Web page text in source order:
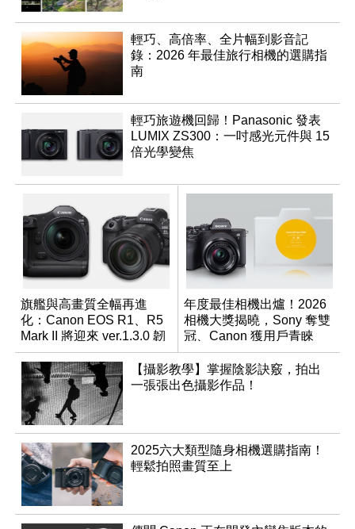
輕巧、高倍率、全片幅到影音記
錄：2026 年最佳旅行相機的選購指
南
輕巧旅遊機回歸！Panasonic 發表
LUMIX ZS300：一吋感光元件與 15
倍光學變焦
旗艦與高畫質全幅再進
化：Canon EOS R1、R5
Mark II 將迎來 ver.1.3.0 韌
體更新
年度最佳相機出爐！2026
相機大獎揭曉，Sony 奪雙
冠、Canon 獲用戶青睞
【攝影教學】掌握陰影訣竅，拍出
一張張出色攝影作品！
2025六大類型隨身相機選購指南！
輕鬆拍照畫質至上